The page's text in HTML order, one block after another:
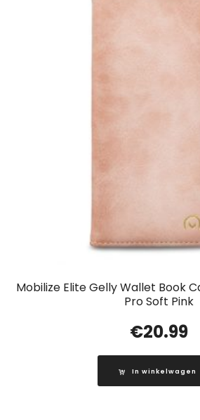
Mobilize Elite Gelly Wallet Book
Pro Soft Pink
€20.99
In winkelwagen